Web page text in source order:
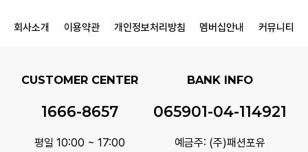
회사소개 이용약관 개인정보처리방침 멤버십안내 커뮤니티
CUSTOMER CENTER
1666-8657
평일 10:00 ~ 17:00
BANK INFO
065901-04-114921
예금주: (주)패션포유